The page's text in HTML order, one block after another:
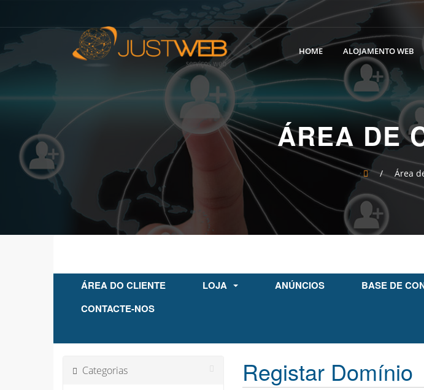
HOME ALOJAMENTO WEB
ÁREA DE
/ Área
ÁREA DO CLIENTE LOJA ANÚNCIOS BASE DE
CONTACTE-NOS
Categorias Registar Domínio